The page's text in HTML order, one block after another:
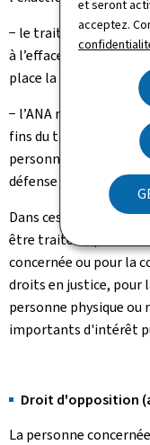
et seront
acceptez.
− le traitement est
à l’effacement des
place la limitation
− l’ANA n'a plus
fins du traitement
personne concernée
défense de droits en
Dans ces cas, les
être traitées qu’avec
concernée ou pour la
droits en justice, pour
personne physique
importants d'intérêt
Droit d'opposition
La personne